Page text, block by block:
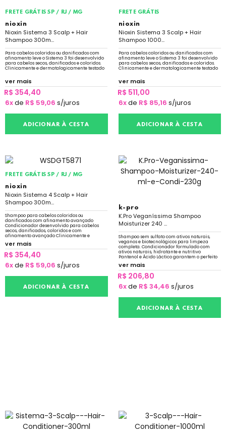
FRETE GRÁTIS SP / RJ / MG
nioxin
Nioxin Sistema 3 Scalp + Hair
Shampoo 300m...
Para cabelos coloridos ou danificados com
afinamento leve o Sistema 3 foi desenvolvido
para cabelos secos, danificados e coloridos.
Clinicamente e dermatologicamente testado
ver mais
R$ 354,40
6xde R$ 59,06 s/juros
ADICIONAR À CESTA
FRETE GRÁTIS
nioxin
Nioxin Sistema 3 Scalp + Hair
Shampoo 1000...
Para cabelos coloridos ou danificados com
afinamento leve o Sistema 3 foi desenvolvido
para cabelos secos, danificados e coloridos.
Clinicamente e dermatologicamente testado
ver mais
R$ 511,00
6xde R$ 85,16 s/juros
ADICIONAR À CESTA
FRETE GRÁTIS SP / RJ / MG
nioxin
Nioxin Sistema 4 Scalp + Hair
Shampoo 300m...
Shampoo para cabelos coloridos ou
danificados com afinamento avançado
Condicionador desenvolvido para cabelos
secos, danificados, coloridos e com
afinamento avançado Clinicamente e
dermatologicamente testado
ver mais
R$ 354,40
6xde R$ 59,06 s/juros
ADICIONAR À CESTA
k-pro
K.Pro Veganíssima Shampoo
Moisturizer 240 ...
Shampoo sem sulfato com ativos naturais,
veganos e biotecnológicos para limpeza
completa. Condicionador formulado com
ativos naturais, hidratante e nutritivo
Pantenol e Ácido Láctico garantem o perfeito
ver mais
R$ 206,80
6xde R$ 34,46 s/juros
ADICIONAR À CESTA